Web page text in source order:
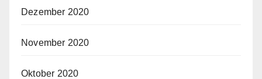
Dezember 2020
November 2020
Oktober 2020